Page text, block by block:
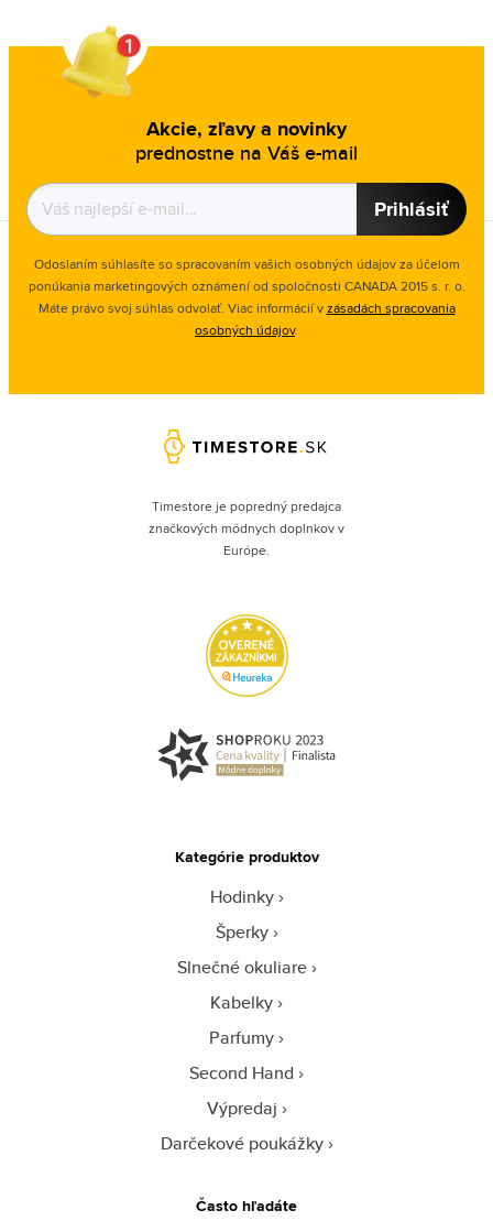
Akcie, zľavy a novinky
prednostne na Váš e-mail
Prihlásiť
Odoslaním súhlasíte so spracovaním vašich osobných údajov za účelom
ponúkania marketingových oznámení od spoločnosti CANADA 2015 s. r. o.
Máte právo svoj súhlas odvolať. Viac informácií vzásadách spracovania
osobných údajov.
Timestore je popredný predajca
značkových módnych doplnkov v
Európe.
Kategórie produktov
Hodinky
Šperky
Slnečné okuliare
Kabelky
Parfumy
Second Hand
Výpredaj
Darčekové poukážky
Často hľadáte